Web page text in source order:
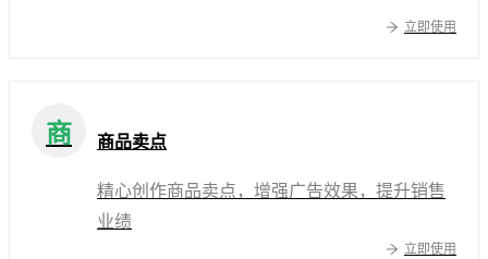
立即使用
商 商品卖点
精心创作商品卖点，增强广告效果，提升销售
业绩
立即使用